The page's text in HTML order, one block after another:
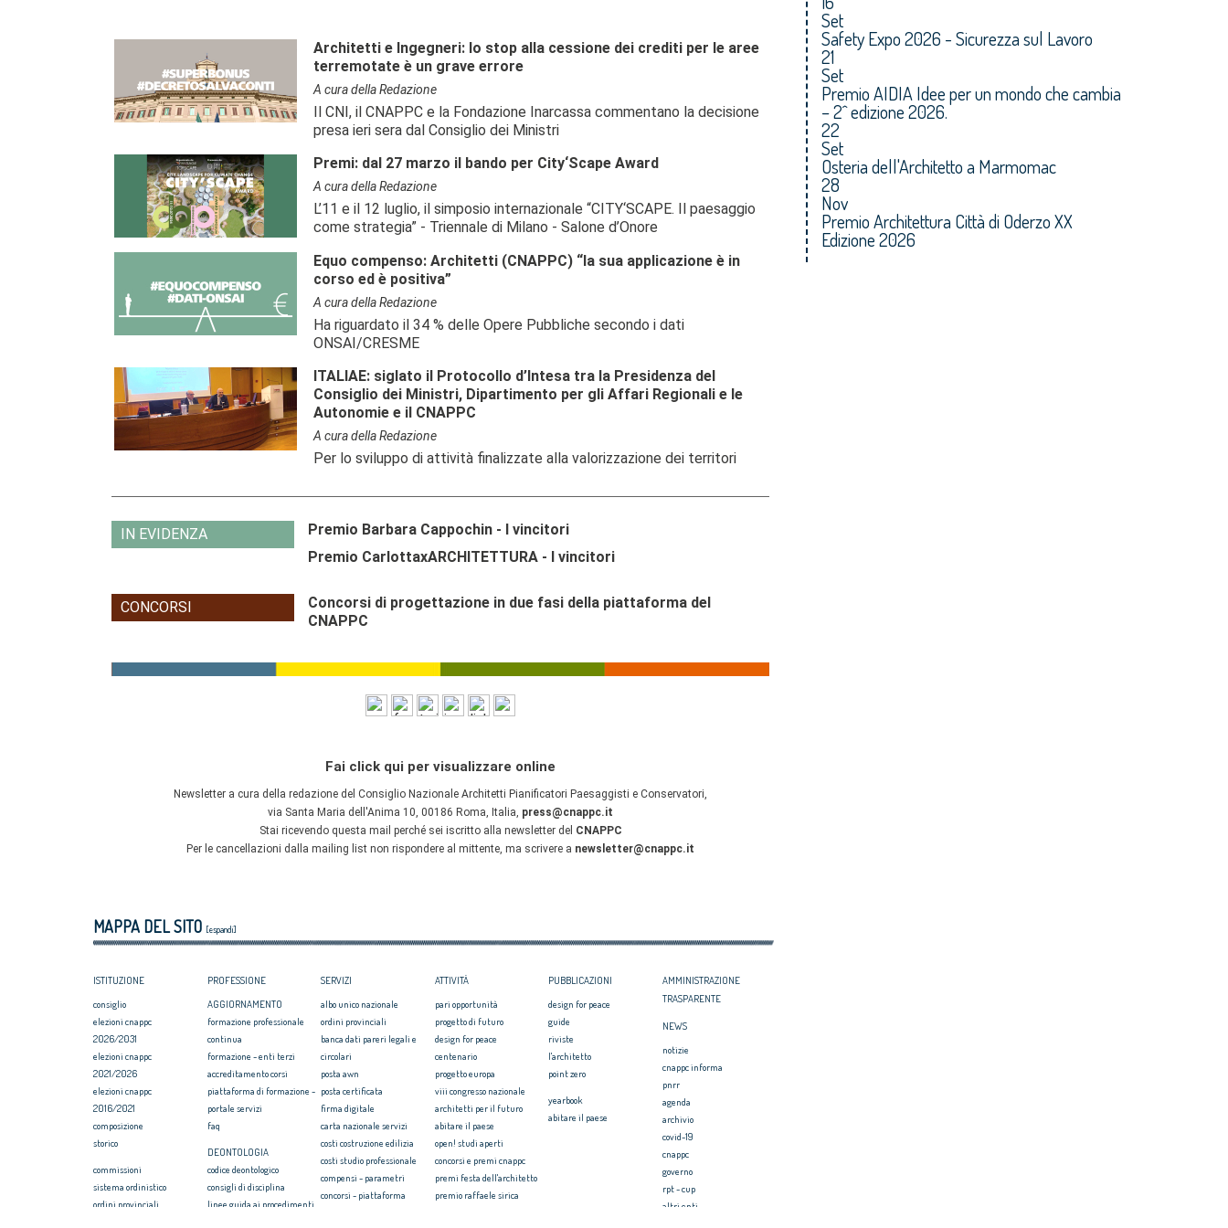
MAPPA DEL SITO [espandi]
ISTITUZIONE
consiglio
elezioni cnappc
2026/2031
elezioni cnappc
2021/2026
elezioni cnappc
2016/2021
composizione
storico
commissioni
sistema ordinistico
ordini provinciali
PROFESSIONE
AGGIORNAMENTO
formazione professionale
continua
formazione - enti terzi
accreditamento corsi
piattaforma di formazione -
portale servizi
faq
DEONTOLOGIA
codice deontologico
consigli di disciplina
linee guida ai procedimenti
SERVIZI
albo unico nazionale
ordini provinciali
banca dati pareri legali e
circolari
posta awn
posta certificata
firma digitale
carta nazionale servizi
costi costruzione edilizia
costi studio professionale
compensi - parametri
concorsi - piattaforma
ATTIVITÀ
pari opportunità
progetto di futuro
design for peace
centenario
progetto europa
viii congresso nazionale
architetti per il futuro
abitare il paese
open! studi aperti
concorsi e premi cnappc
premi festa dell'architetto
premio raffaele sirica
PUBBLICAZIONI
design for peace
guide
riviste
l'architetto
point zero
yearbook
abitare il paese
AMMINISTRAZIONE
TRASPARENTE
NEWS
notizie
cnappc informa
pnrr
agenda
archivio
covid-19
cnappc
governo
rpt - cup
altri enti
Set
Safety Expo 2026 - Sicurezza sul Lavoro
21
Set
Premio AIDIA Idee per un mondo che cambia
– 2^ edizione 2026.
22
Set
Osteria dell'Architetto a Marmomac
28
Nov
Premio Architettura Città di Oderzo XX
Edizione 2026